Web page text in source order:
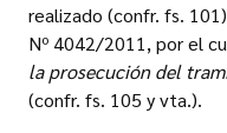
realizado (confr. fs.
Nº 4042/2011, por el
la prosecución del
(confr. fs. 105 y vta.).